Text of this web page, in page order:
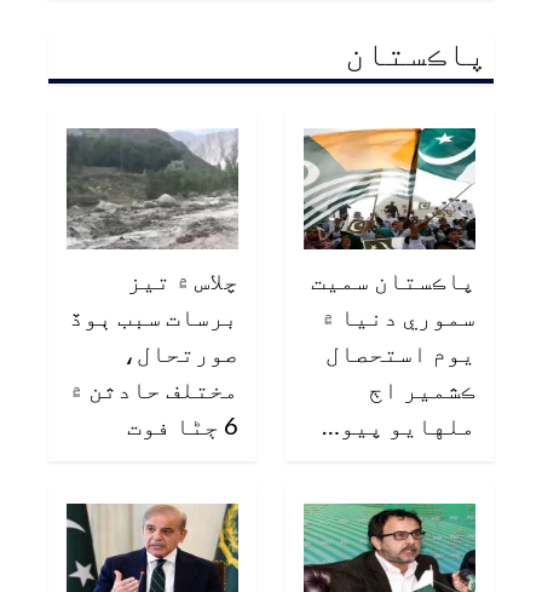
پاڪستان
پاڪستان سميت
سموري دنيا ۾
يوم استحصال
ڪشمير اڄ
ملهايو پيو…
چلاس ۾ تيز
برسات سبب ٻوڏ
صورتحال،
مختلف حادثن ۾
6 ڄڻا فوت